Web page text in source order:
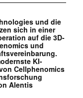
und die
sich in einer
auf die 3D-
und
KI-
Cellphenomics
Alentis